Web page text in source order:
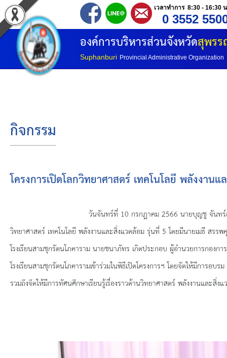
เวลาทำการ 8:30 - 16:30
0 3552
องค์การบริหารส่วนจังหวัดสุพร
Suphanburi Provincial Administrative Organization
หน้าแรก
ประวัติ อบจ
โครงสร้างองค์กร
โครงสร้างการแบ่งส่วนราชการ
ยุทธศาสตร์การพัฒนา
ประวัตินายก
รายการ อบจ.สัมพันธ์
ข่าวประชาสัมพันธ์
กิจกรรม
โครงการเปิดโลกวิทยาศาสตร์ เทคโนโลยี พลังงาน
วันจันทร์ที่ 10 กรกฎาคม 2566 นายบุญชู จันทร์
วิทยาศาสตร์ เทคโนโลยี พลังงานและสิ่งแวดล้อม รุ่นที่ 5 โดยมีนายเมธี ส
โรงเรียนสามชุกรัตนโภคาราม นายชนาภัทร เกิดประกอบ ผู้อำนวยการกอ
โรงเรียนสามชุกรัตนโภคารามเข้าร่วมในพิธีเปิดโครงการฯ โดยจัดให้มีการ
รวมถึงจึดให้มีการทัศนศึกษาเรียนรู้เรื่องราวด้านวิทยาศาสตร์ พลังงานและสิ่